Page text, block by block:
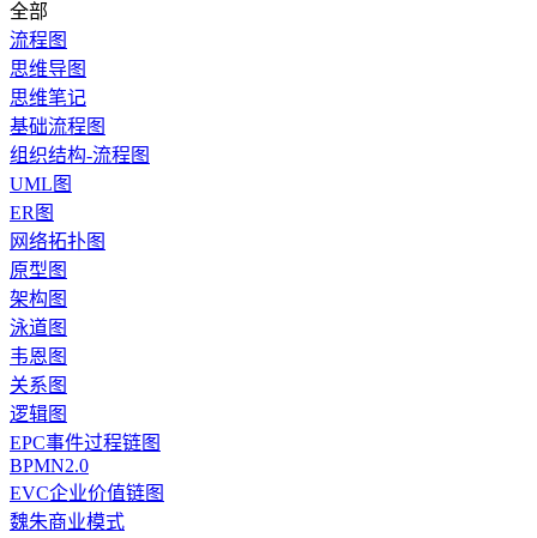
全部
流程图
思维导图
思维笔记
基础流程图
组织结构-流程图
UML图
ER图
网络拓扑图
原型图
架构图
泳道图
韦恩图
关系图
逻辑图
EPC事件过程链图
BPMN2.0
EVC企业价值链图
魏朱商业模式